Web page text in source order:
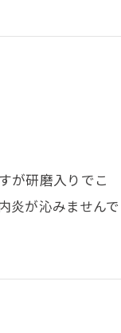
が研磨入りでこ
炎が沁みませんで